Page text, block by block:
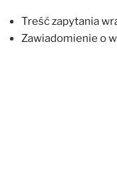
Treść zapytania
Zawiadomienie o